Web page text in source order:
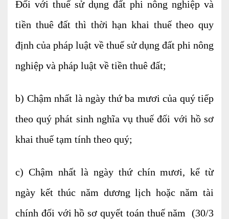
Cung cấp chữ ký số
Bảo hiểm Xã hội
Hóa đơn điện tử
Đối với thuế sử dụng đất phi nông nghiệp và
tiền thuê đất thì thời hạn khai thuế theo quy
định của pháp luật về thuế sử dụng đất phi nông
nghiệp và pháp luật về tiền thuê đất;
b) Chậm nhất là ngày thứ ba mươi của quý tiếp
theo quý phát sinh nghĩa vụ thuế đối với hồ sơ
khai thuế tạm tính theo quý;
c) Chậm nhất là ngày thứ chín mươi, kể từ
ngày kết thúc năm dương lịch hoặc năm tài
chính đối với hồ sơ quyết toán thuế năm (30/3